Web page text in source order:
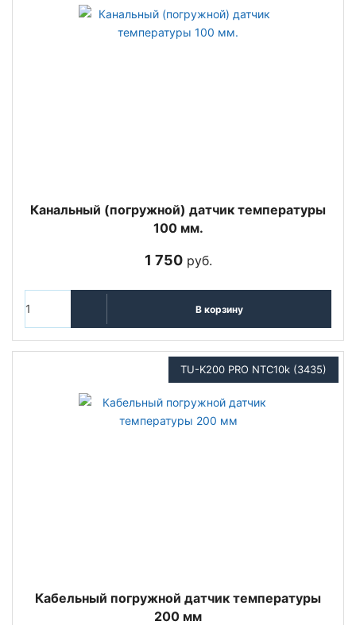
Канальный (погружной) датчик температуры
100 мм.
1 750руб.
В корзину
TU-K200 PRO NTC10k (3435)
Кабельный погружной датчик температуры
200 мм